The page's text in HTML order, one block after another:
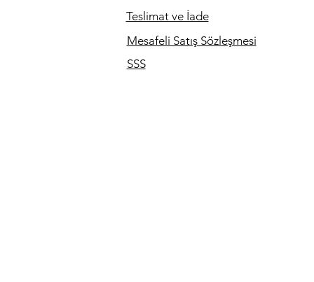
Teslimat ve İade
Mesafeli Satış Sözleşmesi
SSS